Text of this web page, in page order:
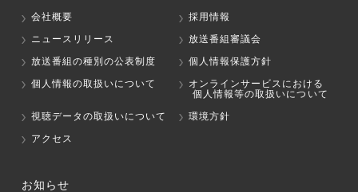
会社概要
採用情報
ニュースリリース
放送番組審議会
放送番組の種別の公表制度
個人情報保護方針
個人情報の取扱いについて
オンラインサービスにおける
個人情報等の取扱いについて
視聴データの取扱いについて
環境方針
アクセス
お知らせ